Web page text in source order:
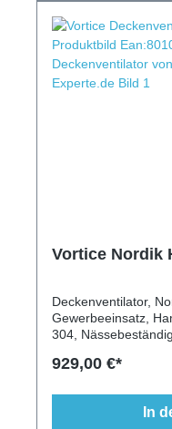
Vortice Nordik
Deckenventilator,
Gewerbeeinsatz,
304,
langlebig
929,00 €*
In